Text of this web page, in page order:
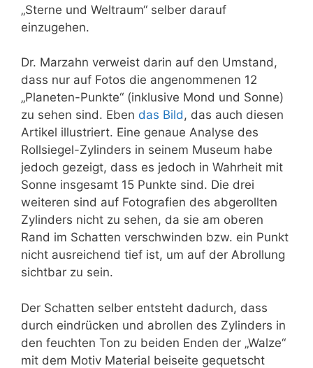
„Sterne und Weltraum“ selber darauf
einzugehen.
Dr. Marzahn verweist darin auf den Umstand,
dass nur auf Fotos die angenommenen 12
„Planeten-Punkte“ (inklusive Mond und Sonne)
zu sehen sind. Eben das Bild, das auch diesen
Artikel illustriert. Eine genaue Analyse des
Rollsiegel-Zylinders in seinem Museum habe
jedoch gezeigt, dass es jedoch in Wahrheit mit
Sonne insgesamt 15 Punkte sind. Die drei
weiteren sind auf Fotografien des abgerollten
Zylinders nicht zu sehen, da sie am oberen
Rand im Schatten verschwinden bzw. ein Punkt
nicht ausreichend tief ist, um auf der Abrollung
sichtbar zu sein.
Der Schatten selber entsteht dadurch, dass
durch eindrücken und abrollen des Zylinders in
den feuchten Ton zu beiden Enden der „Walze“
mit dem Motiv Material beiseite gequetscht